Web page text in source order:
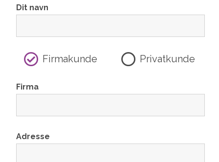
Dit navn
Firmakunde Privatkunde
Firma
Adresse